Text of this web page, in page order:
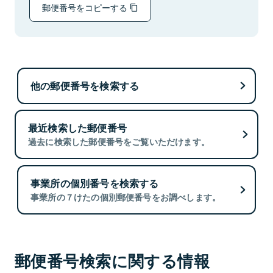
郵便番号をコピーする
他の郵便番号を検索する
最近検索した郵便番号
過去に検索した郵便番号をご覧いただけます。
事業所の個別番号を検索する
事業所の７けたの個別郵便番号をお調べします。
郵便番号検索に関する情報